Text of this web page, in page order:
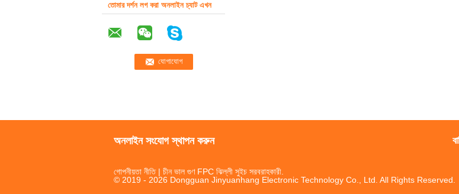
তোমার দর্শন লগ করা অনলাইন চ্যাট এখন
অনলাইন সংযোগ স্থাপন করুন
গোপনীয়তা নীতি| চীন ভাল গুণ FPC ঝিল্লী সুইচ সরবরাহকারী.
© 2019 - 2026 Dongguan Jinyuanhang Electronic Technology Co., Ltd. All Rights Reserved.